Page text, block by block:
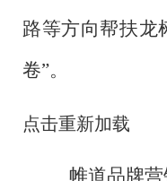
路等方向帮扶龙
卷”。
点击重新加载
帷道品牌